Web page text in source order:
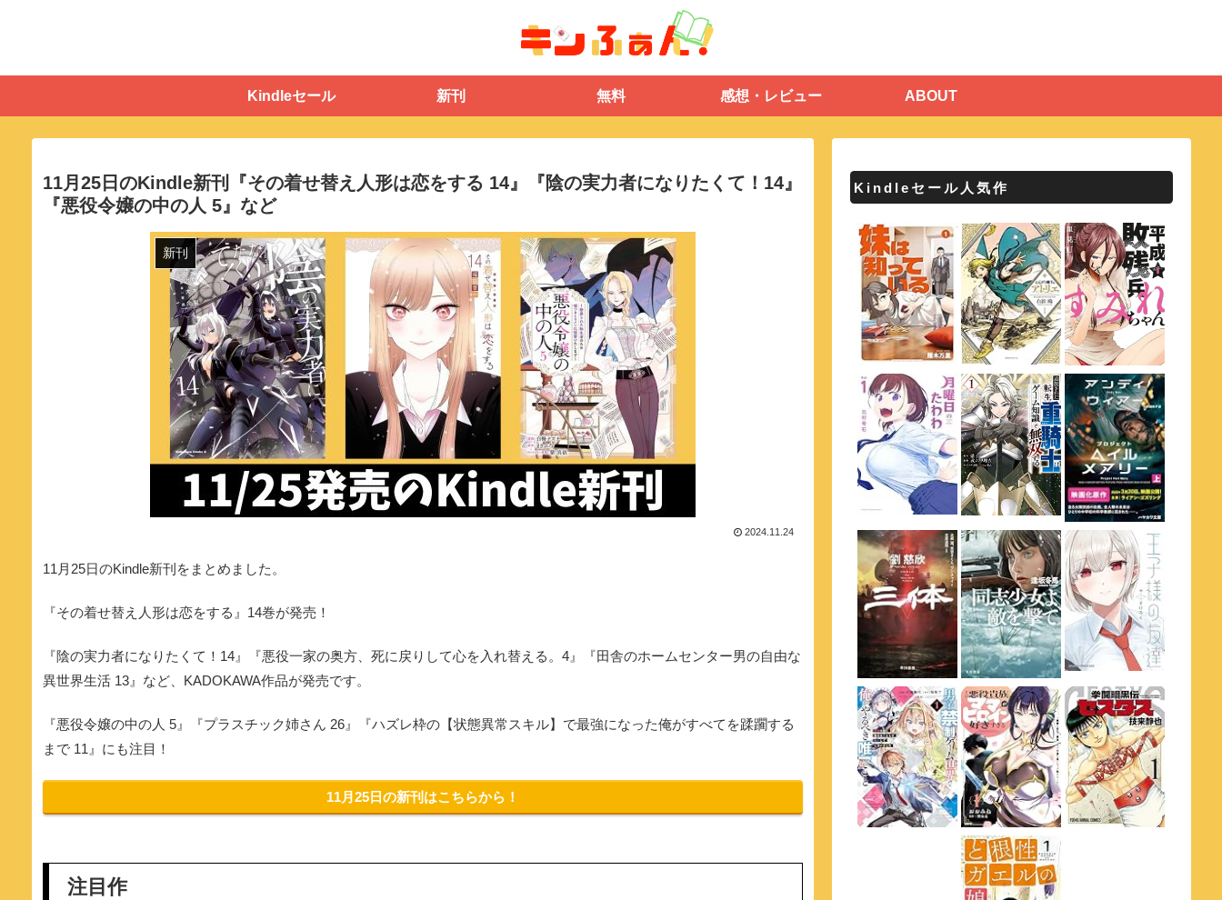
Kindleセール 新刊 無料 感想・レビュー ABOUT
11月25日のKindle新刊『その着せ替え人形は恋をする 14』『陰の実力者になりたくて！14』
『悪役令嬢の中の人 5』など
新刊
2024.11.24
11月25日のKindle新刊をまとめました。
『その着せ替え人形は恋をする』14巻が発売！
『陰の実力者になりたくて！14』『悪役一家の奥方、死に戻りして心を入れ替える。4』『田舎のホームセンター男の自由な
異世界生活 13』など、KADOKAWA作品が発売です。
『悪役令嬢の中の人 5』『プラスチック姉さん 26』『ハズレ枠の【状態異常スキル】で最強になった俺がすべてを蹂躙する
まで 11』にも注目！
11月25日の新刊はこちらから！
注目作
Kindleセール人気作